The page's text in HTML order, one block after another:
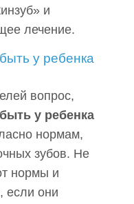
и
лечение.
у ребенка
вопрос,
у ребенка
нормам,
зубов. Не
нормы и
если они